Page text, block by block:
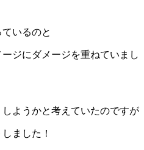
いるのと
ジにダメージを重ねていまし
ようかと考えていたのですが
ました！